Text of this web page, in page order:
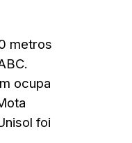
metros
ocupa
foi